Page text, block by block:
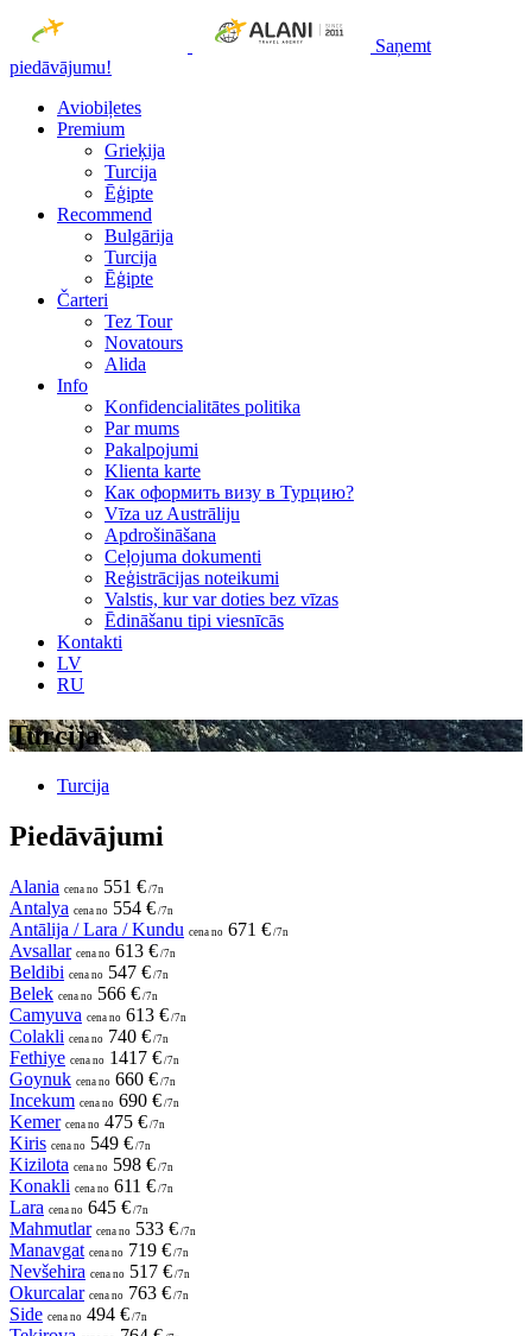
Saņemt
piedāvājumu!
Aviobiļetes
Premium
Grieķija
Turcija
Ēģipte
Recommend
Bulgārija
Turcija
Ēģipte
Čarteri
Tez Tour
Novatours
Alida
Info
Konfidencialitātes politika
Par mums
Рakalpojumi
Klienta karte
Как оформить визу в Турцию?
Vīza uz Austrāliju
Apdrošināšana
Ceļojuma dokumenti
Reģistrācijas noteikumi
Valstis, kur var doties bez vīzas
Ēdināšanu tipi viesnīcās
Kontakti
LV
RU
Turcija
Turcija
Piedāvājumi
Alania cena no 551 € /7n
Antalya cena no 554 € /7n
Antālija / Lara / Kundu cena no 671 € /7n
Avsallar cena no 613 € /7n
Beldibi cena no 547 € /7n
Belek cena no 566 € /7n
Camyuva cena no 613 € /7n
Colakli cena no 740 € /7n
Fethiye cena no 1417 € /7n
Goynuk cena no 660 € /7n
Incekum cena no 690 € /7n
Kemer cena no 475 € /7n
Kiris cena no 549 € /7n
Kizilota cena no 598 € /7n
Konakli cena no 611 € /7n
Lara cena no 645 € /7n
Mahmutlar cena no 533 € /7n
Manavgat cena no 719 € /7n
Nevšehira cena no 517 € /7n
Okurcalar cena no 763 € /7n
Side cena no 494 € /7n